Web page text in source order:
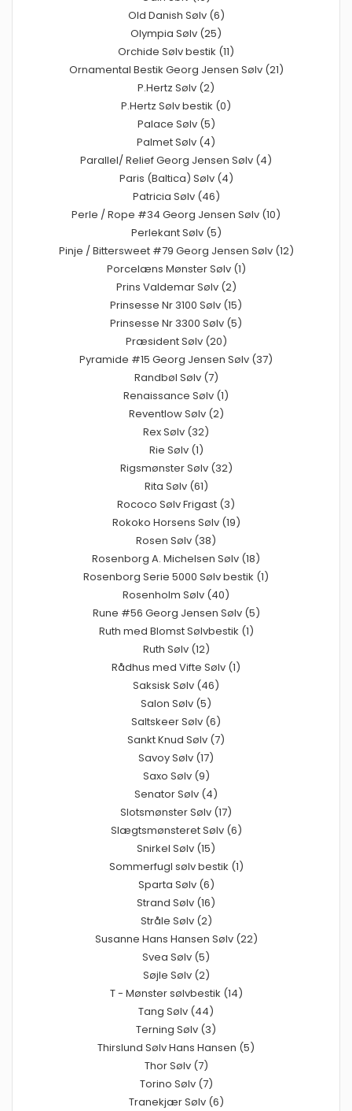
Old Danish Sølv (6)
Olympia Sølv (25)
Orchide Sølv bestik (11)
Ornamental Bestik Georg Jensen Sølv (21)
P.Hertz Sølv (2)
P.Hertz Sølv bestik (0)
Palace Sølv (5)
Palmet Sølv (4)
Parallel/ Relief Georg Jensen Sølv (4)
Paris (Baltica) Sølv (4)
Patricia Sølv (46)
Perle / Rope #34 Georg Jensen Sølv (10)
Perlekant Sølv (5)
Pinje / Bittersweet #79 Georg Jensen Sølv (12)
Porcelæns Mønster Sølv (1)
Prins Valdemar Sølv (2)
Prinsesse Nr 3100 Sølv (15)
Prinsesse Nr 3300 Sølv (5)
Præsident Sølv (20)
Pyramide #15 Georg Jensen Sølv (37)
Randbøl Sølv (7)
Renaissance Sølv (1)
Reventlow Sølv (2)
Rex Sølv (32)
Rie Sølv (1)
Rigsmønster Sølv (32)
Rita Sølv (61)
Rococo Sølv Frigast (3)
Rokoko Horsens Sølv (19)
Rosen Sølv (38)
Rosenborg A. Michelsen Sølv (18)
Rosenborg Serie 5000 Sølv bestik (1)
Rosenholm Sølv (40)
Rune #56 Georg Jensen Sølv (5)
Ruth med Blomst Sølvbestik (1)
Ruth Sølv (12)
Rådhus med Vifte Sølv (1)
Saksisk Sølv (46)
Salon Sølv (5)
Saltskeer Sølv (6)
Sankt Knud Sølv (7)
Savoy Sølv (17)
Saxo Sølv (9)
Senator Sølv (4)
Slotsmønster Sølv (17)
Slægtsmønsteret Sølv (6)
Snirkel Sølv (15)
Sommerfugl sølv bestik (1)
Sparta Sølv (6)
Strand Sølv (16)
Stråle Sølv (2)
Susanne Hans Hansen Sølv (22)
Svea Sølv (5)
Søjle Sølv (2)
T - Mønster sølvbestik (14)
Tang Sølv (44)
Terning Sølv (3)
Thirslund Sølv Hans Hansen (5)
Thor Sølv (7)
Torino Sølv (7)
Tranekjær Sølv (6)